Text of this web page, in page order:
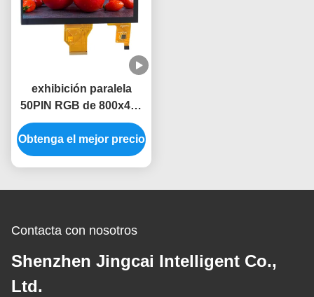
exhibición paralela
50PIN RGB de 800x480
LCD pantalla táctil
capacitiva de 7
pulgadas
Obtenga el mejor precio
Contacta con nosotros
Shenzhen Jingcai Intelligent Co.,
Ltd.